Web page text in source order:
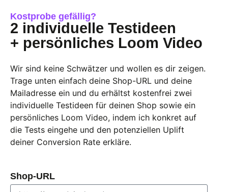
Kostprobe gefällig?
2 individuelle Testideen
+ persönliches Loom Video
Wir sind keine Schwätzer und wollen es dir zeigen.
Trage unten einfach deine Shop-URL und deine
Mailadresse ein und du erhältst kostenfrei zwei
individuelle Testideen für deinen Shop sowie ein
persönliches Loom Video, indem ich konkret auf
die Tests eingehe und den potenziellen Uplift
deiner Conversion Rate erkläre.
Shop-URL